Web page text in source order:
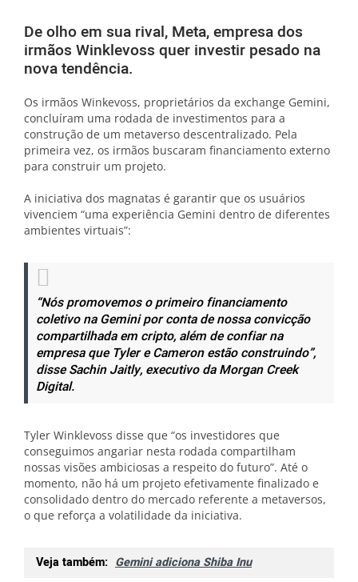
vietnamese
De olho em sua rival, Meta, empresa dos
irmãos Winklevoss quer investir pesado na
nova tendência.
Os irmãos Winkevoss, proprietários da exchange Gemini,
concluíram uma rodada de investimentos para a
construção de um metaverso descentralizado. Pela
primeira vez, os irmãos buscaram financiamento externo
para construir um projeto.
A iniciativa dos magnatas é garantir que os usuários
vivenciem “uma experiência Gemini dentro de diferentes
ambientes virtuais”:
“Nós promovemos o primeiro financiamento
coletivo na Gemini por conta de nossa convicção
compartilhada em cripto, além de confiar na
empresa que Tyler e Cameron estão construindo”,
disse Sachin Jaitly, executivo da Morgan Creek
Digital.
Tyler Winklevoss disse que “os investidores que
conseguimos angariar nesta rodada compartilham
nossas visões ambiciosas a respeito do futuro”. Até o
momento, não há um projeto efetivamente finalizado e
consolidado dentro do mercado referente a metaversos,
o que reforça a volatilidade da iniciativa.
Veja também: Gemini adiciona Shiba Inu